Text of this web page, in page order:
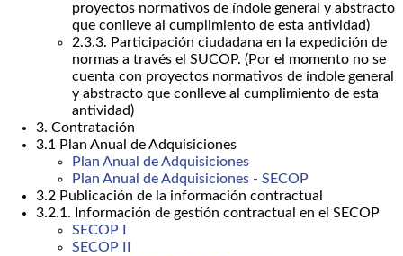
proyectos normativos de índole general y abstracto
que conlleve al cumplimiento de esta antividad)
2.3.3. Participación ciudadana en la expedición de
normas a través el SUCOP. (Por el momento no se
cuenta con proyectos normativos de índole general
y abstracto que conlleve al cumplimiento de esta
antividad)
3. Contratación
3.1 Plan Anual de Adquisiciones
Plan Anual de Adquisiciones
Plan Anual de Adquisiciones - SECOP
3.2 Publicación de la información contractual
3.2.1. Información de gestión contractual en el SECOP
SECOP I
SECOP II